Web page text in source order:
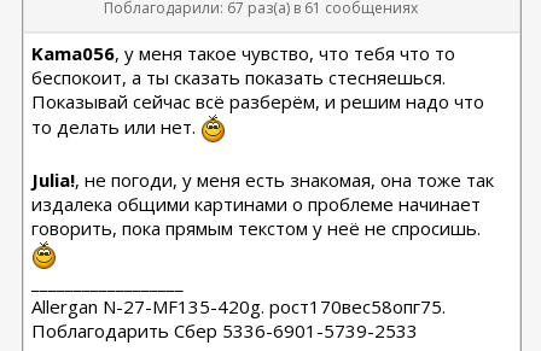
Поблагодарили: 67 раз(а) в 61 сообщениях
Kama056, у меня такое чувство, что тебя что то
беспокоит, а ты сказать показать стесняешься.
Показывай сейчас всё разберём, и решим надо что
то делать или нет.
Julia!, не погоди, у меня есть знакомая, она тоже так
издалека общими картинами о проблеме начинает
говорить, пока прямым текстом у неё не спросишь.
Allergan N-27-MF135-420g. рост170вес58опг75.
Поблагодарить Сбер 5336-6901-5739-2533